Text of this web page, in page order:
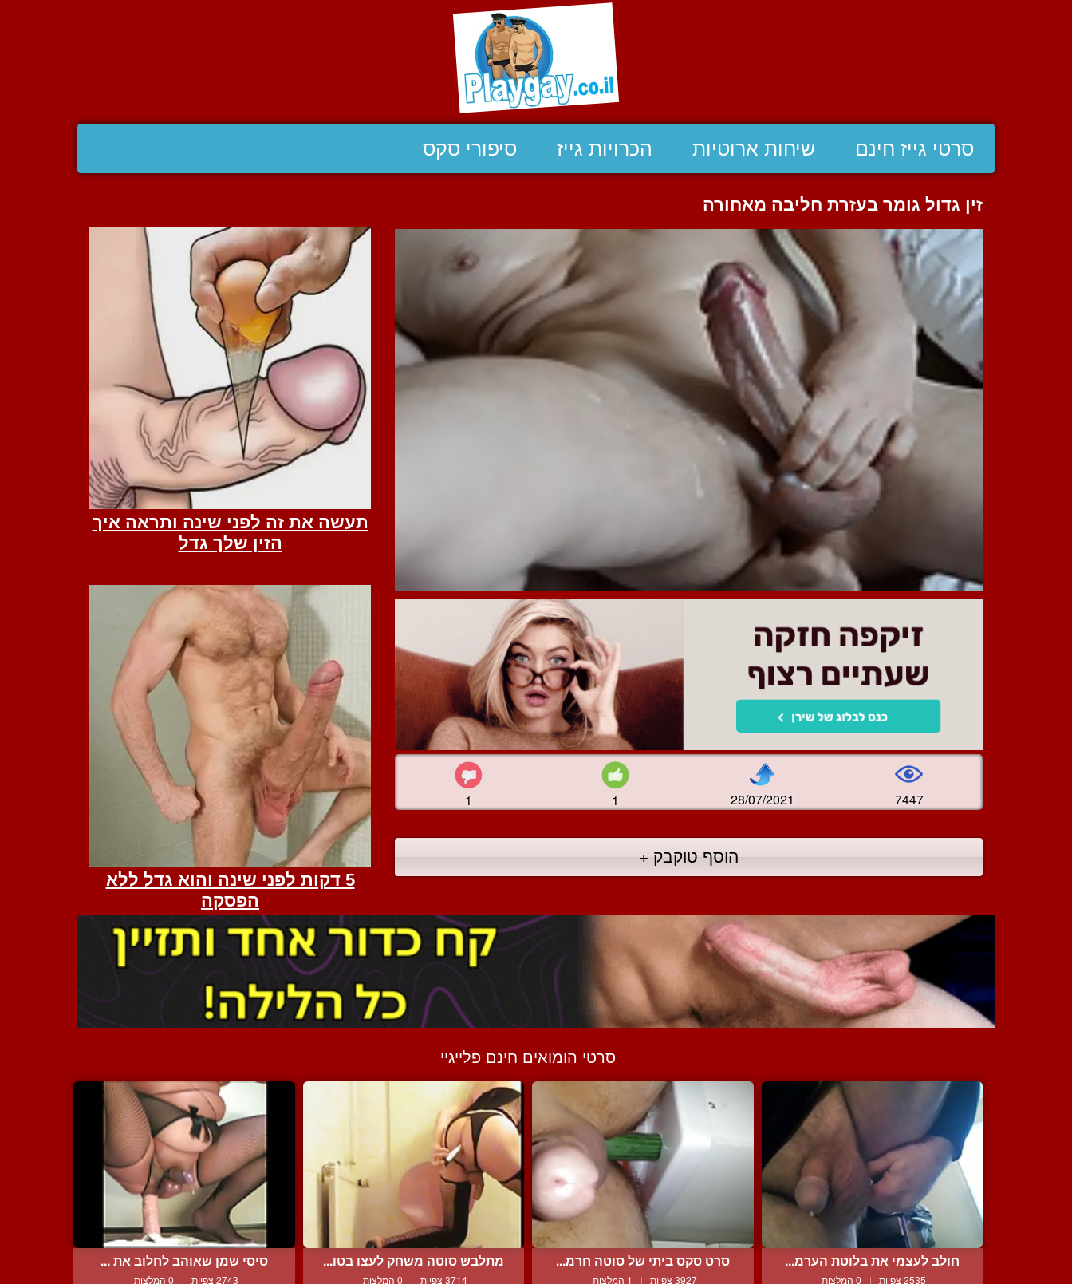
סרטי גייז חינם שיחות ארוטיות הכרויות גייז סיפורי סקס
זין גדול גומר בעזרת חליבה מאחורה
1 1 28/07/2021 7447
הוסף טוקבק +
סרטי הומואים חינם פלייגיי
חולב לעצמי את בלוטת הערמ...
2535 צפיות | 0 המלצות
סרט סקס ביתי של סוטה חרמ...
3927 צפיות | 1 המלצות
מתלבש סוטה משחק לעצו בטו...
3714 צפיות | 0 המלצות
סיסי שמן שאוהב לחלוב את ...
2743 צפיות | 0 המלצות